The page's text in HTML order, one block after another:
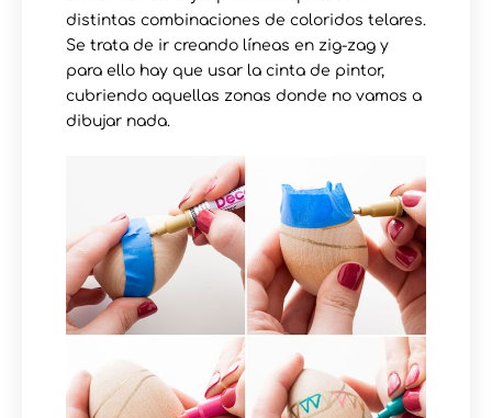
distintas combinaciones de coloridos telares.
Se trata de ir creando líneas en zig-zag y
para ello hay que usar la cinta de pintor,
cubriendo aquellas zonas donde no vamos a
dibujar nada.